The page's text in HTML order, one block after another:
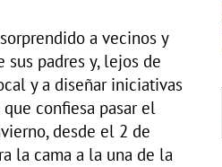
a vecinos y
padres y, lejos de
y a diseñar iniciativas
confiesa pasar el
desde el 2 de
la cama a la una de la